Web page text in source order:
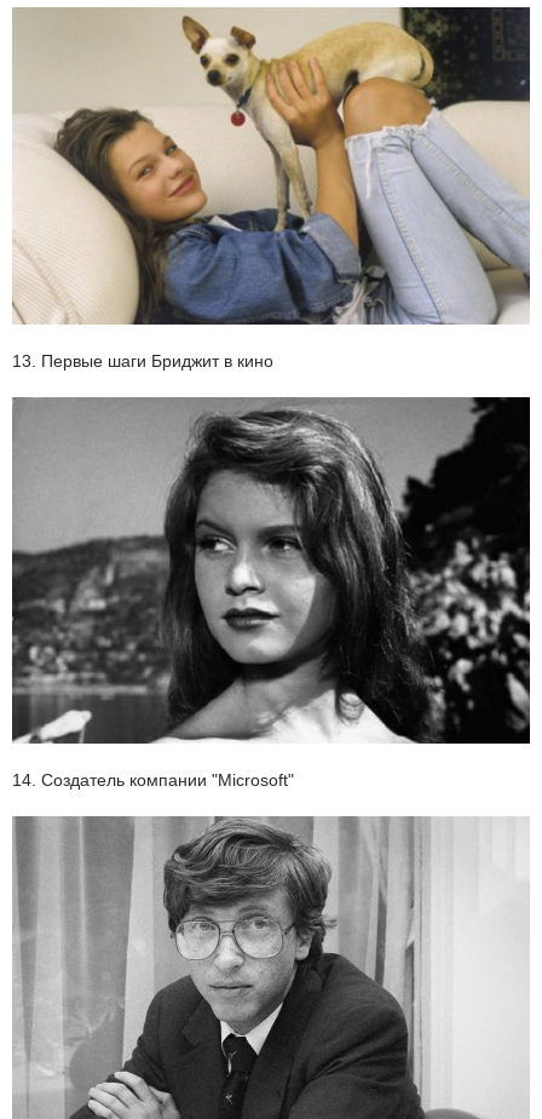
13. Первые шаги Бриджит в кино
14. Создатель компании "Microsoft"